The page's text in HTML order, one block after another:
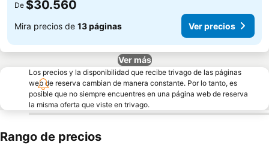
De $30.560
Mira precios de 13 páginas Ver precios
Ver más
Los precios y la disponibilidad que recibe trivago de las páginas
web de reserva cambian de manera constante. Por lo tanto, es
posible que no siempre encuentres en una página web de reserva
la misma oferta que viste en trivago.
Rango de precios